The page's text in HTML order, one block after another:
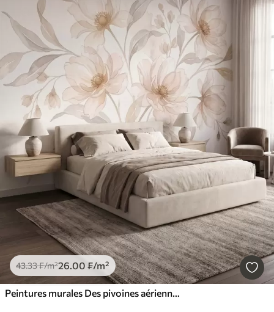
43.33₣/m²26.00 ₣/m²
Peintures murales Des pivoines aériennes aux douces nuances de beige poudré